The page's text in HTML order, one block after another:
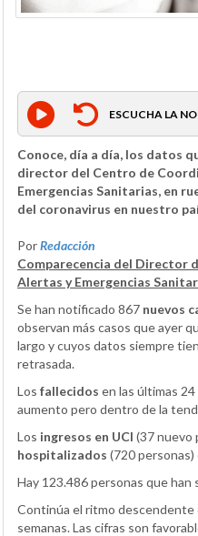
ESCUCHA LA
Conoce, día a día, los datos
director del Centro de
Emergencias Sanitarias, en
del coronavirus en nuestro
PorRedacción
Comparecencia del Director
Alertas y Emergencias
Se han notificado 867 nuevos
observan más casos que ayer
largo y cuyos datos siempre
retrasada.
Los fallecidos en las últimas
aumento pero dentro de la
Los ingresos en UCI (37 nuevo
hospitalizados (720
Hay 123.486 personas que han
Continúa el ritmo descendente
semanas. Las cifras son